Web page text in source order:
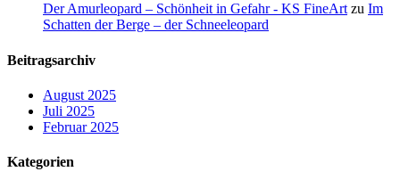
Der Amurleopard – Schönheit in Gefahr - KS FineArt zu Im
Schatten der Berge – der Schneeleopard
Beitragsarchiv
August 2025
Juli 2025
Februar 2025
Kategorien